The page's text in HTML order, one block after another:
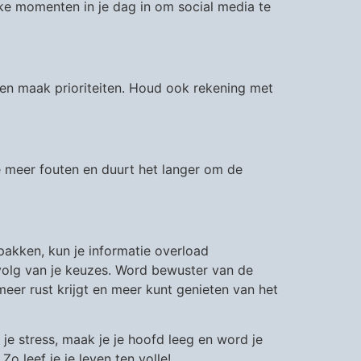
momenten in je dag in om social media te
maak prioriteiten. Houd ook rekening met
fouten en duurt het langer om de
kun je informatie overload
van je keuzes. Word bewuster van de
rust krijgt en meer kunt genieten van het
stress, maak je je hoofd leeg en word je